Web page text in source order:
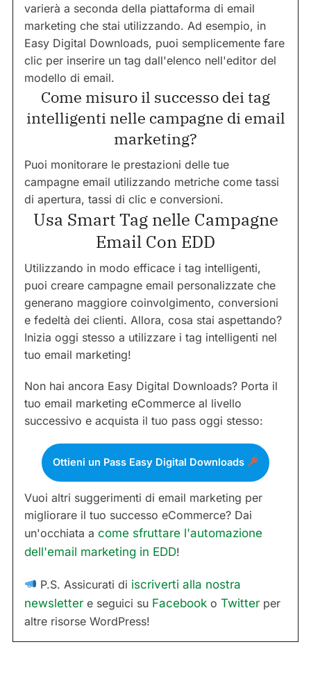
varierà a seconda della piattaforma di email
marketing che stai utilizzando. Ad esempio, in
Easy Digital Downloads, puoi semplicemente fare
clic per inserire un tag dall'elenco nell'editor del
modello di email.
Come misuro il successo dei tag
intelligenti nelle campagne di email
marketing?
Puoi monitorare le prestazioni delle tue
campagne email utilizzando metriche come tassi
di apertura, tassi di clic e conversioni.
Usa Smart Tag nelle Campagne
Email Con EDD
Utilizzando in modo efficace i tag intelligenti,
puoi creare campagne email personalizzate che
generano maggiore coinvolgimento, conversioni
e fedeltà dei clienti. Allora, cosa stai aspettando?
Inizia oggi stesso a utilizzare i tag intelligenti nel
tuo email marketing!
Non hai ancora Easy Digital Downloads? Porta il
tuo email marketing eCommerce al livello
successivo e acquista il tuo pass oggi stesso:
Ottieni un Pass Easy Digital Downloads
Vuoi altri suggerimenti di email marketing per
migliorare il tuo successo eCommerce? Dai
un'occhiata a come sfruttare l'automazione
dell'email marketing in EDD!
P.S. Assicurati di iscriverti alla nostra
newsletter e seguici su Facebook o Twitter per
altre risorse WordPress!